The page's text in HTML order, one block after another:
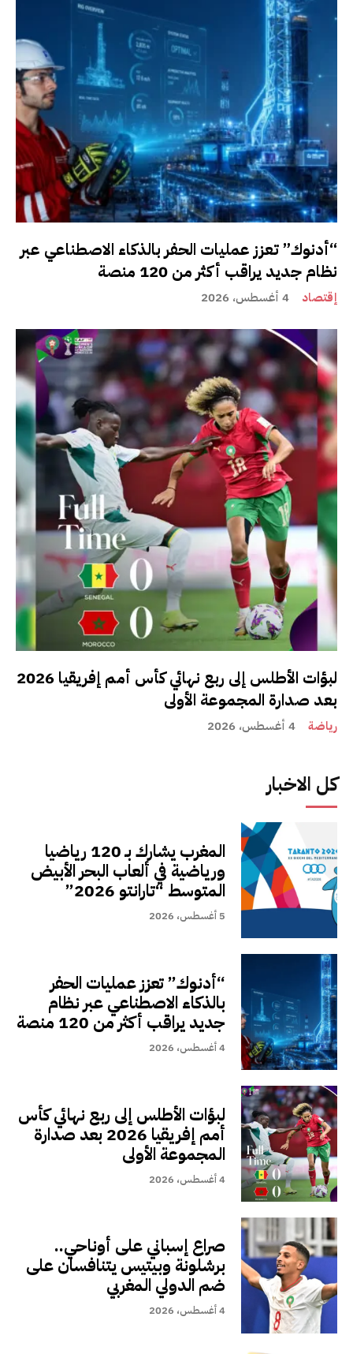
“أدنوك” تعزز عمليات الحفر بالذكاء الاصطناعي عبر
نظام جديد يراقب أكثر من 120 منصة
إقتصاد 4 أغسطس، 2026
لبؤات الأطلس إلى ربع نهائي كأس أمم إفريقيا 2026
بعد صدارة المجموعة الأولى
رياضة 4 أغسطس، 2026
كل الاخبار
المغرب يشارك بـ 120 رياضيا
ورياضية في ألعاب البحر الأبيض
المتوسط “تارانتو 2026”
5 أغسطس، 2026
“أدنوك” تعزز عمليات الحفر
بالذكاء الاصطناعي عبر نظام
جديد يراقب أكثر من 120 منصة
4 أغسطس، 2026
لبؤات الأطلس إلى ربع نهائي كأس
أمم إفريقيا 2026 بعد صدارة
المجموعة الأولى
4 أغسطس، 2026
صراع إسباني على أوناحي..
برشلونة وبيتيس يتنافسان على
ضم الدولي المغربي
4 أغسطس، 2026